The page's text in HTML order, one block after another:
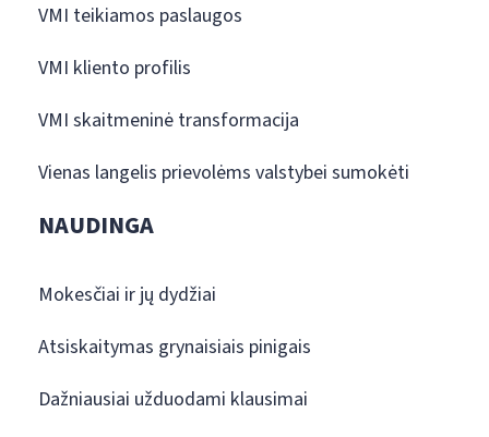
VMI teikiamos paslaugos
VMI kliento profilis
VMI skaitmeninė transformacija
Vienas langelis prievolėms valstybei sumokėti
NAUDINGA
Mokesčiai ir jų dydžiai
Atsiskaitymas grynaisiais pinigais
Dažniausiai užduodami klausimai